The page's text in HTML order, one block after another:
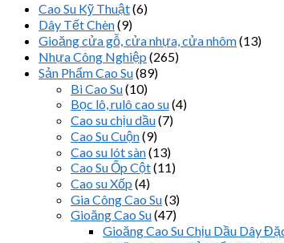
Cao Su Kỹ Thuật(6)
Dây Tết Chèn(9)
Gioăng cửa gỗ, cửa nhựa, cửa nhôm(13)
Nhựa Công Nghiệp (265)
Sản Phẩm Cao Su(89)
Bi Cao Su(10)
Bọc lô, rulô cao su(4)
Cao su chịu dầu(7)
Cao Su Cuộn(9)
Cao su lót sàn(13)
Cao Su Ốp Cột(11)
Cao su Xốp (4)
Gia Công Cao Su(3)
Gioăng Cao Su(47)
Gioăng Cao Su Chịu Dầu Dây